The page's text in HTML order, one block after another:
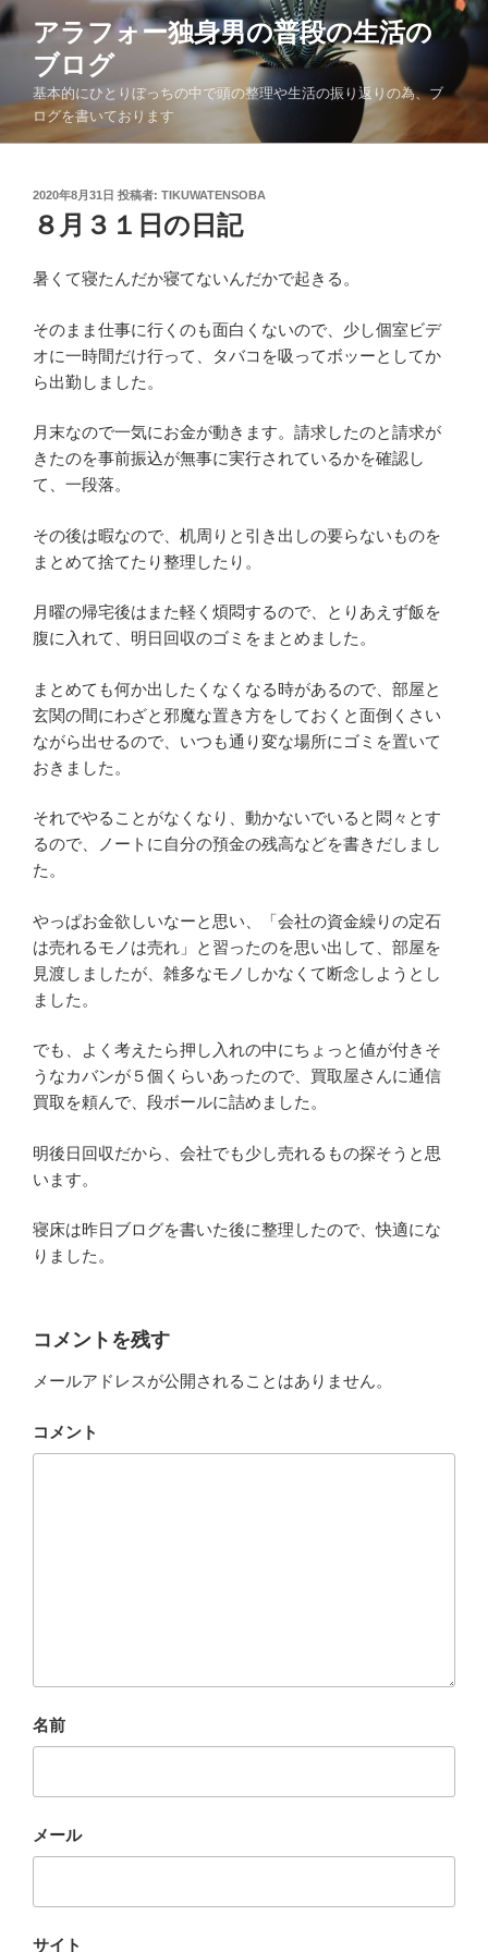
コ
ン
へ
アラフォー独身男の普段の生活の
ブログ
基本的にひとりぼっちの中で頭の整理や生活の振り返りの為、ブ
ログを書いております
投
稿
日:
2020年8月31日 投稿者: TIKUWATENSOBA
８月３１日の日記
暑くて寝たんだか寝てないんだかで起きる。
そのまま仕事に行くのも面白くないので、少し個室ビデ
オに一時間だけ行って、タバコを吸ってボッーとしてか
ら出勤しました。
月末なので一気にお金が動きます。請求したのと請求が
きたのを事前振込が無事に実行されているかを確認し
て、一段落。
その後は暇なので、机周りと引き出しの要らないものを
まとめて捨てたり整理したり。
月曜の帰宅後はまた軽く煩悶するので、とりあえず飯を
腹に入れて、明日回収のゴミをまとめました。
まとめても何か出したくなくなる時があるので、部屋と
玄関の間にわざと邪魔な置き方をしておくと面倒くさい
ながら出せるので、いつも通り変な場所にゴミを置いて
おきました。
それでやることがなくなり、動かないでいると悶々とす
るので、ノートに自分の預金の残高などを書きだしまし
た。
やっぱお金欲しいなーと思い、「会社の資金繰りの定石
は売れるモノは売れ」と習ったのを思い出して、部屋を
見渡しましたが、雑多なモノしかなくて断念しようとし
ました。
でも、よく考えたら押し入れの中にちょっと値が付きそ
うなカバンが５個くらいあったので、買取屋さんに通信
買取を頼んで、段ボールに詰めました。
明後日回収だから、会社でも少し売れるもの探そうと思
います。
寝床は昨日ブログを書いた後に整理したので、快適にな
りました。
コメントを残す
メールアドレスが公開されることはありません。
コメント
名前
メール
サイト